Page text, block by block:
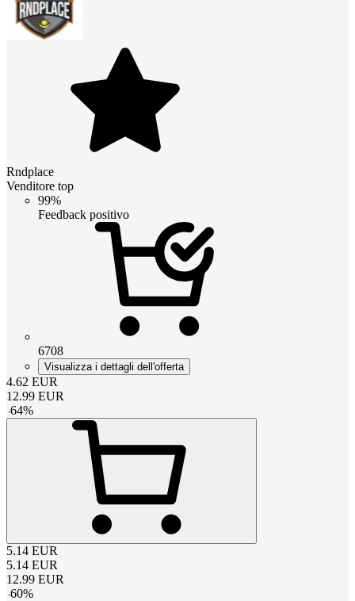
Rndplace
Venditore top
99%
Feedback positivo
6708
Visualizza i dettagli dell'offerta
4.62 EUR
12.99 EUR
-64%
5.14 EUR
5.14 EUR
12.99 EUR
-60%